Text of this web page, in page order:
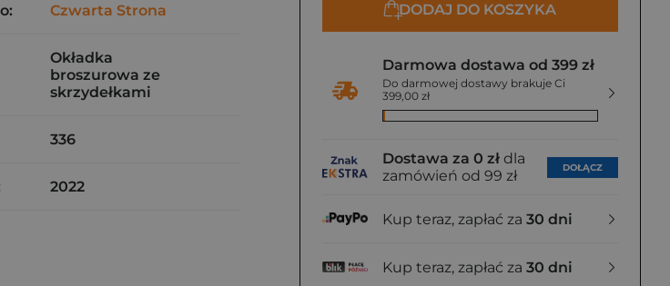
DODAJ DO KOSZYKA
Darmowa dostawa od 399 zł
Do darmowej dostawy brakuje Ci
399,00 zł
Dostawa za 0 zł dla
zamówień od 99 zł
DOŁĄCZ
Kup teraz, zapłać za 30 dni
Kup teraz, zapłać za 30 dni
Czwarta Strona
Okładka
broszurowa ze
skrzydełkami
336
2022